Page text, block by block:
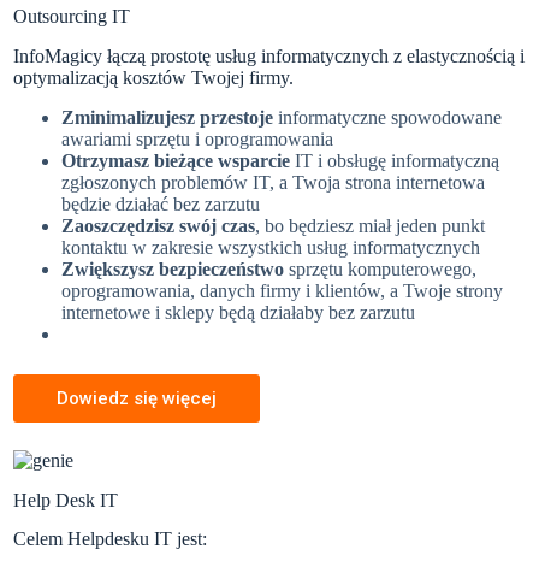
Outsourcing IT
InfoMagicy łączą prostotę usług informatycznych z elastycznością i
optymalizacją kosztów Twojej firmy.
Zminimalizujesz przestojeinformatyczne spowodowane
awariami sprzętu i oprogramowania
Otrzymasz bieżące wsparcieIT i obsługę informatyczną
zgłoszonych problemów IT, a Twoja strona internetowa
będzie działać bez zarzutu
Zaoszczędzisz swój czas, bo będziesz miał jeden punkt
kontaktu w zakresie wszystkich usług informatycznych
Zwiększysz bezpieczeństwosprzętu komputerowego,
oprogramowania, danych firmy i klientów, a Twoje strony
internetowe i sklepy będą działaby bez zarzutu
Dowiedz się więcej
Help Desk IT
Celem Helpdesku IT jest: